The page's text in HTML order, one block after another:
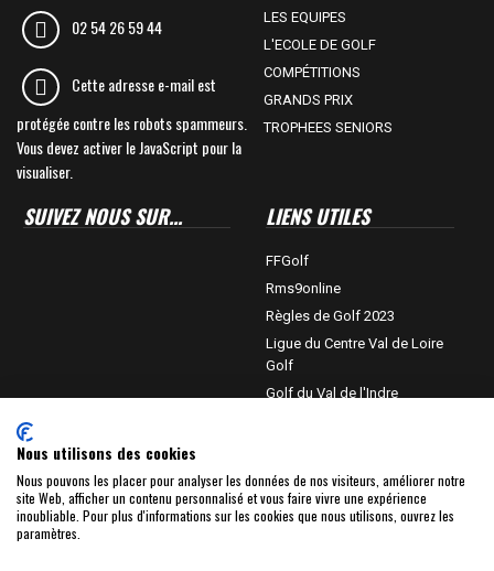
02 54 26 59 44
Cette adresse e-mail est
protégée contre les robots spammeurs.
Vous devez activer le JavaScript pour la
visualiser.
LES EQUIPES
L'ECOLE DE GOLF
COMPÉTITIONS
GRANDS PRIX
TROPHEES SENIORS
SUIVEZ NOUS SUR... LIENS UTILES
FFGolf
Rms9online
Règles de Golf 2023
Ligue du Centre Val de Loire
Golf
Golf du Val de l'Indre
Villedieu sur Indre
Golf Planète
Nous utilisons des cookies
Nous pouvons les placer pour analyser les données de nos visiteurs, améliorer notre
site Web, afficher un contenu personnalisé et vous faire vivre une expérience
inoubliable. Pour plus d'informations sur les cookies que nous utilisons, ouvrez les
paramètres.